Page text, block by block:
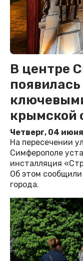
В центре
крымской
Четверг, 04
На пересечении
Симферополе
инсталляция
Об этом
города.